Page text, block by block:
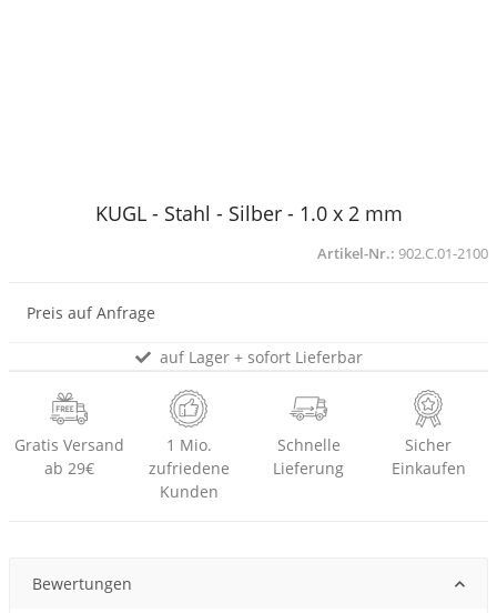
KUGL - Stahl - Silber - 1.0 x 2 mm
Artikel-Nr.: 902.C.01-2100
Preis auf Anfrage
auf Lager + sofort Lieferbar
Gratis Versand
ab 29€
1 Mio.
zufriedene
Kunden
Schnelle
Lieferung
Sicher
Einkaufen
Bewertungen